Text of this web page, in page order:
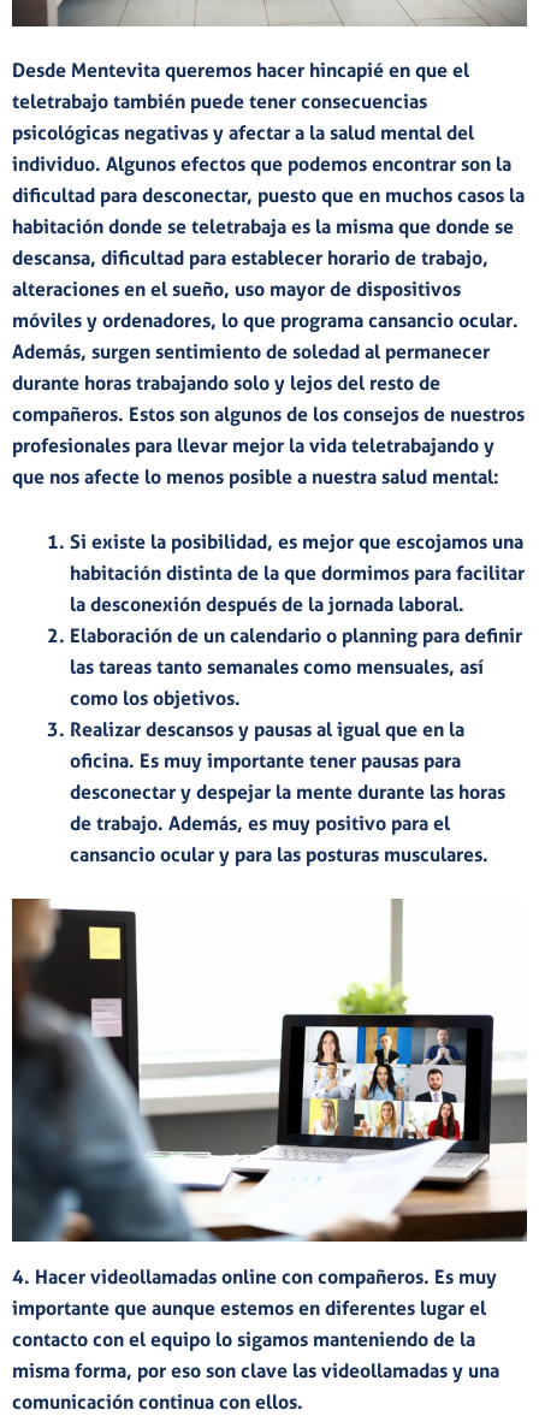
Desde Mentevita queremos hacer hincapié en que el
teletrabajo también puede tener consecuencias
psicológicas negativas y afectar a la salud mental del
individuo. Algunos efectos que podemos encontrar son la
dificultad para desconectar, puesto que en muchos casos la
habitación donde se teletrabaja es la misma que donde se
descansa, dificultad para establecer horario de trabajo,
alteraciones en el sueño, uso mayor de dispositivos
móviles y ordenadores, lo que programa cansancio ocular.
Además, surgen sentimiento de soledad al permanecer
durante horas trabajando solo y lejos del resto de
compañeros. Estos son algunos de los consejos de nuestros
profesionales para llevar mejor la vida teletrabajando y
que nos afecte lo menos posible a nuestra salud mental:
Si existe la posibilidad, es mejor que escojamos una
habitación distinta de la que dormimos para facilitar
la desconexión después de la jornada laboral.
Elaboración de un calendario o planning para definir
las tareas tanto semanales como mensuales, así
como los objetivos.
Realizar descansos y pausas al igual que en la
oficina. Es muy importante tener pausas para
desconectar y despejar la mente durante las horas
de trabajo. Además, es muy positivo para el
cansancio ocular y para las posturas musculares.
4. Hacer videollamadas online con compañeros. Es muy
importante que aunque estemos en diferentes lugar el
contacto con el equipo lo sigamos manteniendo de la
misma forma, por eso son clave las videollamadas y una
comunicación continua con ellos.